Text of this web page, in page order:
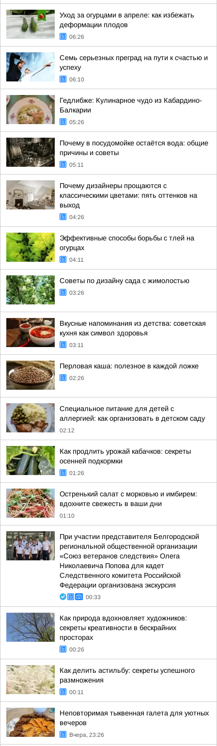
Уход за огурцами в апреле: как избежать
деформации плодов
06:26
Семь серьезных преград на пути к счастью и
успеху
06:10
Гедлибже: Кулинарное чудо из Кабардино-
Балкарии
05:26
Почему в посудомойке остаётся вода: общие
причины и советы
05:11
Почему дизайнеры прощаются с
классическими цветами: пять оттенков на
выход
04:26
Эффективные способы борьбы с тлей на
огурцах
04:11
Советы по дизайну сада с жимолостью
03:26
Вкусные напоминания из детства: советская
кухня как символ здоровья
03:11
Перловая каша: полезное в каждой ложке
02:26
Специальное питание для детей с
аллергией: как организовать в детском саду
02:12
Как продлить урожай кабачков: секреты
осенней подкормки
01:26
Остренький салат с морковью и имбирем:
вдохните свежесть в ваши дни
01:10
При участии представителя Белгородской
региональной общественной организации
«Союз ветеранов следствия» Олега
Николаевича Попова для кадет
Следственного комитета Российской
Федерации организована экскурсия
00:33
Как природа вдохновляет художников:
секреты креативности в бескрайних
просторах
00:26
Как делить астильбу: секреты успешного
размножения
00:11
Неповторимая тыквенная галета для уютных
вечеров
Вчера, 23:26